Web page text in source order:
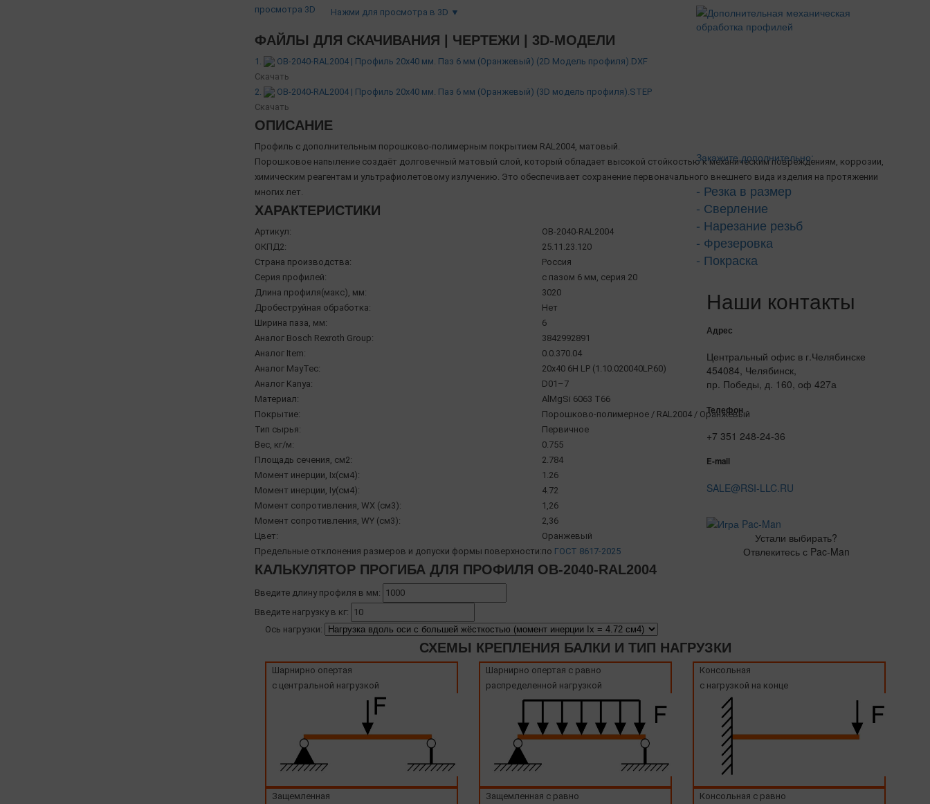
Нажми для просмотра в 3D ▼
ФАЙЛЫ ДЛЯ СКАЧИВАНИЯ | ЧЕРТЕЖИ | 3D-МОДЕЛИ
1.
OB-2040-RAL2004 | Профиль 20х40 мм. Паз 6 мм (Оранжевый) (2D Модель профиля).DXF
Скачать
2.
OB-2040-RAL2004 | Профиль 20х40 мм. Паз 6 мм (Оранжевый) (3D модель профиля).STEP
Скачать
ОПИСАНИЕ
Профиль с дополнительным порошково-полимерным покрытием RAL2004, матовый.
Порошковое напыление создаёт долговечный матовый слой, который обладает высокой стойкостью к механическим повреждениям, коррозии,
химическим реагентам и ультрафиолетовому излучению. Это обеспечивает сохранение первоначального внешнего вида изделия на протяжении
многих лет.
ХАРАКТЕРИСТИКИ
Артикул:
OB-2040-RAL2004
ОКПД2:
25.11.23.120
Страна производства:
Россия
Серия профилей:
с пазом 6 мм, серия 20
Длина профиля(макс), мм:
3020
Дробеструйная обработка:
Нет
Ширина паза, мм:
6
Аналог Bosch Rexroth Group:
3842992891
Аналог Item:
0.0.370.04
Аналог MayTec:
20x40 6H LP (1.10.020040LP.60)
Аналог Kanya:
D01–7
Материал:
AlMgSi 6063 Т66
Покрытие:
Порошково-полимерное / RAL2004 / Оранжевый
Тип сырья:
Первичное
Вес, кг/м:
0.755
Площадь сечения, см2:
2.784
Момент инерции, Ix(см4):
1.26
Момент инерции, Iy(см4):
4.72
Момент сопротивления, WX (см3):
1,26
Момент сопротивления, WY (см3):
2,36
Цвет:
Оранжевый
Предельные отклонения размеров и допуски формы поверхности:по ГОСТ 8617-2025
КАЛЬКУЛЯТОР ПРОГИБА ДЛЯ ПРОФИЛЯ OB-2040-RAL2004
Введите длину профиля в мм:
Введите нагрузку в кг:
Ось нагрузки:
СХЕМЫ КРЕПЛЕНИЯ БАЛКИ И ТИП НАГРУЗКИ
Шарнирно опертая
с центральной нагрузкой
Шарнирно опертая с равно
распределенной нагрузкой
Консольная
с нагрузкой на конце
Защемленная
Защемленная с равно
Консольная с равно
Закажите дополнительно:
- Резка в размер
- Сверление
- Нарезание резьб
- Фрезеровка
- Покраска
Наши контакты
Адрес
Центральный офис в г.Челябинске
454084, Челябинск,
пр. Победы, д. 160, оф 427а
Телефон
+7 351 248-24-36
E-mail
SALE@RSI-LLC.RU
Устали выбирать?
Отвлекитесь с Pac-Man